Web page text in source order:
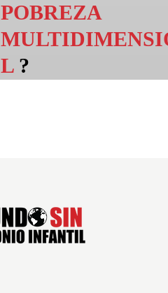
POBREZA
L ?